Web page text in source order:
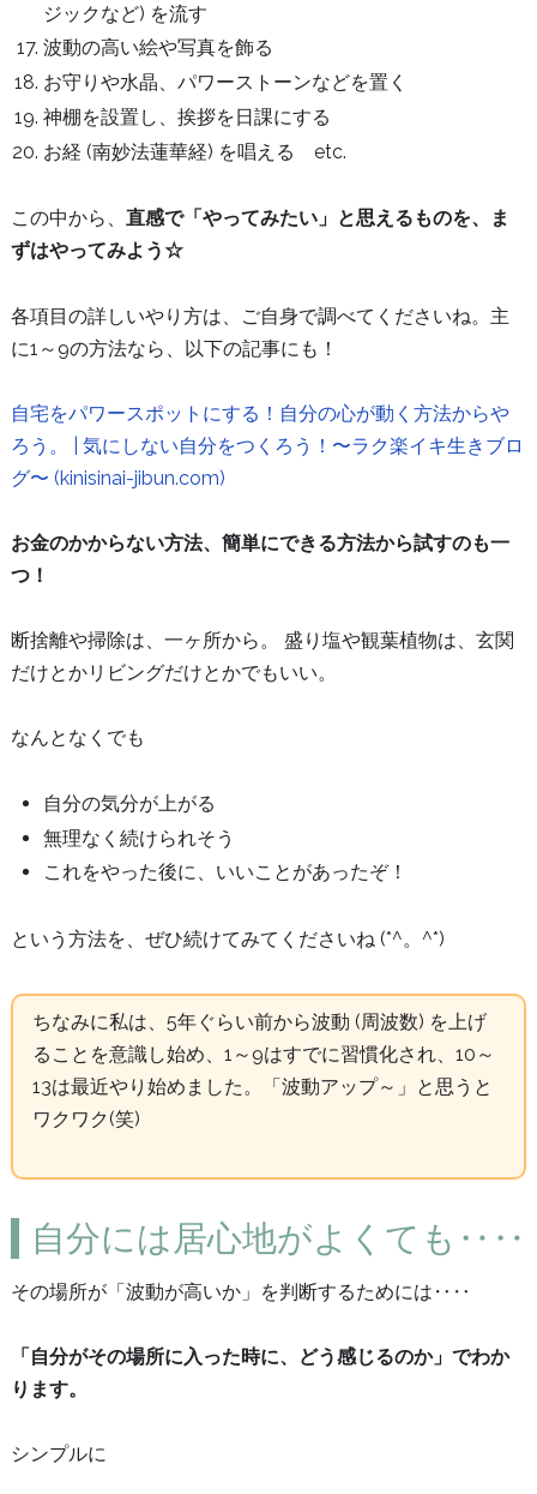
ジックなど) を流す
波動の高い絵や写真を飾る
お守りや水晶、パワーストーンなどを置く
神棚を設置し、挨拶を日課にする
お経 (南妙法蓮華経) を唱える etc.
この中から、 直感で「やってみたい」と思えるものを、ま
ずはやってみよう☆
各項目の詳しいやり方は、ご自身で調べてくださいね。主
に1～9の方法なら、以下の記事にも！
自宅をパワースポットにする！自分の心が動く方法からや
ろう。 | 気にしない自分をつくろう！〜ラク楽イキ生きブロ
グ〜 (kinisinai-jibun.com)
お金のかからない方法、簡単にできる方法から試すのも一
つ！
断捨離や掃除は、一ヶ所から。 盛り塩や観葉植物は、玄関
だけとかリビングだけとかでもいい。
なんとなくでも
自分の気分が上がる
無理なく続けられそう
これをやった後に、いいことがあったぞ！
という方法を、ぜひ続けてみてくださいね (*^。^*)
ちなみに私は、5年ぐらい前から波動 (周波数) を上げ
ることを意識し始め、1～9はすでに習慣化され、10～
13は最近やり始めました。「波動アップ～」と思うと
ワクワク(笑)
自分には居心地がよくても‥‥
その場所が「波動が高いか」を判断するためには‥‥
「自分がその場所に入った時に、どう感じるのか」でわか
ります。
シンプルに